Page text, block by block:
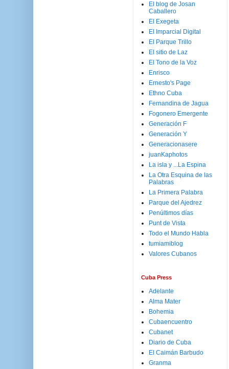
El blog de Josan
Caballero
El Exegeta
El Imparcial Digital
El Parque Trillo
El sitio de Laz
El Tono de la Voz
Enrisco
Ernesto's Page
Ethno Cuba
Fernandina de Jagua
Fogonero Emergente
Generación F
Generación Y
Generacionasere
juanKaphotos
La isla y ...La Espina
La Otra Esquina de las
Palabras
La Primera Palabra
Parque del Ajedrez
Penúltimos días
Punt de Vista
Todo el Mundo Habla
tumiamiblog
Valores Cubanos
Cuba Press
Adelante
Alma Mater
Bohemia
Cubaencuentro
Cubanet
Diario de Cuba
El Caimán Barbudo
Granma